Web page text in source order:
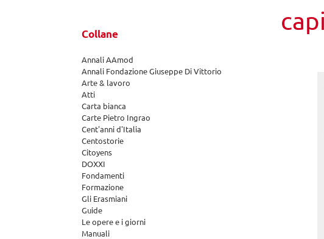
Collane
Annali AAmod
Annali Fondazione Giuseppe Di Vittorio
Arte & lavoro
Atti
Carta bianca
Carte Pietro Ingrao
Cent'anni d'Italia
Centostorie
Citoyens
DOXXI
Fondamenti
Formazione
Gli Erasmiani
Guide
Le opere e i giorni
Manuali